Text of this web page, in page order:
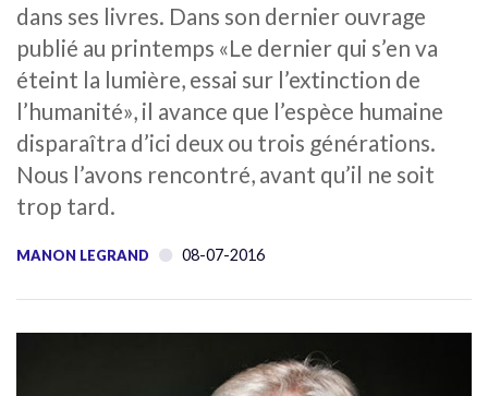
dans ses livres. Dans son dernier ouvrage
publié au printemps «Le dernier qui s’en va
éteint la lumière, essai sur l’extinction de
l’humanité», il avance que l’espèce humaine
disparaîtra d’ici deux ou trois générations.
Nous l’avons rencontré, avant qu’il ne soit
trop tard.
MANON LEGRAND 08-07-2016